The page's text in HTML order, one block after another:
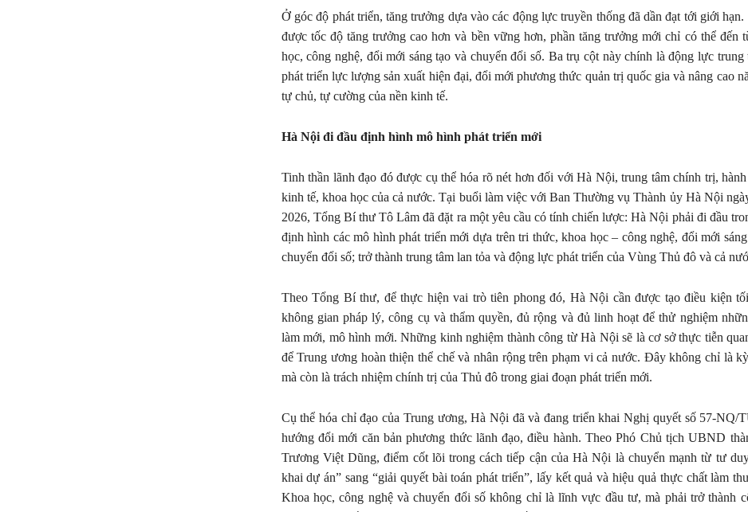
Ở góc độ phát triển, tăng trưởng dựa vào các động lực truyền thống đã dần đạt tới giới
được tốc độ tăng trưởng cao hơn và bền vững hơn, phần tăng trưởng mới chỉ có thể đến
học, công nghệ, đổi mới sáng tạo và chuyển đổi số. Ba trụ cột này chính là động lực trung
phát triển lực lượng sản xuất hiện đại, đổi mới phương thức quản trị quốc gia và nâng cao
tự chủ, tự cường của nền kinh tế.
Hà Nội đi đầu định hình mô hình phát triển mới
Tinh thần lãnh đạo đó được cụ thể hóa rõ nét hơn đối với Hà Nội, trung tâm chính trị,
kinh tế, khoa học của cả nước. Tại buổi làm việc với Ban Thường vụ Thành ủy Hà Nội
2026, Tổng Bí thư Tô Lâm đã đặt ra một yêu cầu có tính chiến lược: Hà Nội phải đi đầu
định hình các mô hình phát triển mới dựa trên tri thức, khoa học – công nghệ, đổi mới
chuyển đổi số; trở thành trung tâm lan tỏa và động lực phát triển của Vùng Thủ đô và cả
Theo Tổng Bí thư, để thực hiện vai trò tiên phong đó, Hà Nội cần được tạo điều kiện
không gian pháp lý, công cụ và thẩm quyền, đủ rộng và đủ linh hoạt để thử nghiệm
làm mới, mô hình mới. Những kinh nghiệm thành công từ Hà Nội sẽ là cơ sở thực tiễn
để Trung ương hoàn thiện thể chế và nhân rộng trên phạm vi cả nước. Đây không chỉ là
mà còn là trách nhiệm chính trị của Thủ đô trong giai đoạn phát triển mới.
Cụ thể hóa chỉ đạo của Trung ương, Hà Nội đã và đang triển khai Nghị quyết số 57-NQ/
hướng đổi mới căn bản phương thức lãnh đạo, điều hành. Theo Phó Chủ tịch UBND
Trương Việt Dũng, điểm cốt lõi trong cách tiếp cận của Hà Nội là chuyển mạnh từ tư
khai dự án” sang “giải quyết bài toán phát triển”, lấy kết quả và hiệu quả thực chất làm
Khoa học, công nghệ và chuyển đổi số không chỉ là lĩnh vực đầu tư, mà phải trở thành